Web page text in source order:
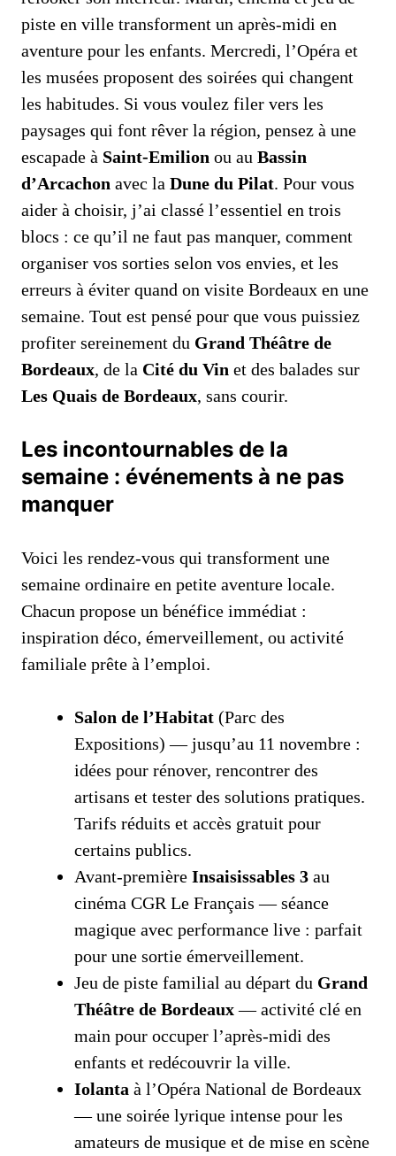
piste en ville transforment un après‑midi en
aventure pour les enfants. Mercredi, l’Opéra et
les musées proposent des soirées qui changent
les habitudes. Si vous voulez filer vers les
paysages qui font rêver la région, pensez à une
escapade à Saint-Emilion ou au Bassin
d’Arcachon avec la Dune du Pilat. Pour vous
aider à choisir, j’ai classé l’essentiel en trois
blocs : ce qu’il ne faut pas manquer, comment
organiser vos sorties selon vos envies, et les
erreurs à éviter quand on visite Bordeaux en une
semaine. Tout est pensé pour que vous puissiez
profiter sereinement du Grand Théâtre de
Bordeaux, de la Cité du Vin et des balades sur
Les Quais de Bordeaux, sans courir.
Les incontournables de la
semaine : événements à ne pas
manquer
Voici les rendez‑vous qui transforment une
semaine ordinaire en petite aventure locale.
Chacun propose un bénéfice immédiat :
inspiration déco, émerveillement, ou activité
familiale prête à l’emploi.
Salon de l’Habitat (Parc des
Expositions) — jusqu’au 11 novembre :
idées pour rénover, rencontrer des
artisans et tester des solutions pratiques.
Tarifs réduits et accès gratuit pour
certains publics.
Avant‑première Insaisissables 3 au
cinéma CGR Le Français — séance
magique avec performance live : parfait
pour une sortie émerveillement.
Jeu de piste familial au départ du Grand
Théâtre de Bordeaux— activité clé en
main pour occuper l’après‑midi des
enfants et redécouvrir la ville.
Iolanta à l’Opéra National de Bordeaux
— une soirée lyrique intense pour les
amateurs de musique et de mise en scène